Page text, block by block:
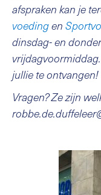
afspraken kan je
voedingen
dinsdag- en
jullie te ontvangen!
Vragen? Ze zijn